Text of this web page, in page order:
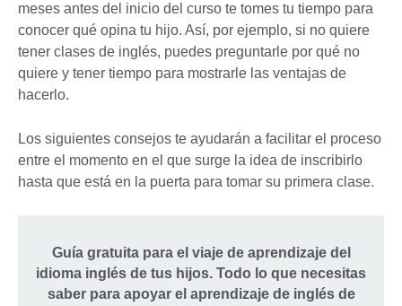
meses antes del inicio del curso te tomes tu tiempo para
conocer qué opina tu hijo. Así, por ejemplo, si no quiere
tener clases de inglés, puedes preguntarle por qué no
quiere y tener tiempo para mostrarle las ventajas de
hacerlo.
Los siguientes consejos te ayudarán a facilitar el proceso
entre el momento en el que surge la idea de inscribirlo
hasta que está en la puerta para tomar su primera clase.
Guía gratuita para el viaje de aprendizaje del
idioma inglés de tus hijos. Todo lo que necesitas
saber para apoyar el aprendizaje de inglés de